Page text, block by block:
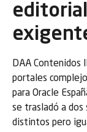
DAA Contenidos
portales
para Oracle
se trasladó a
distintos pero